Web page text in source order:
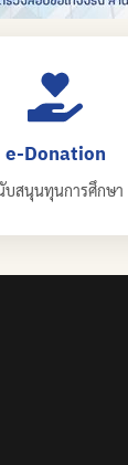
e-Donation
บสนุนทุนการศึกษา